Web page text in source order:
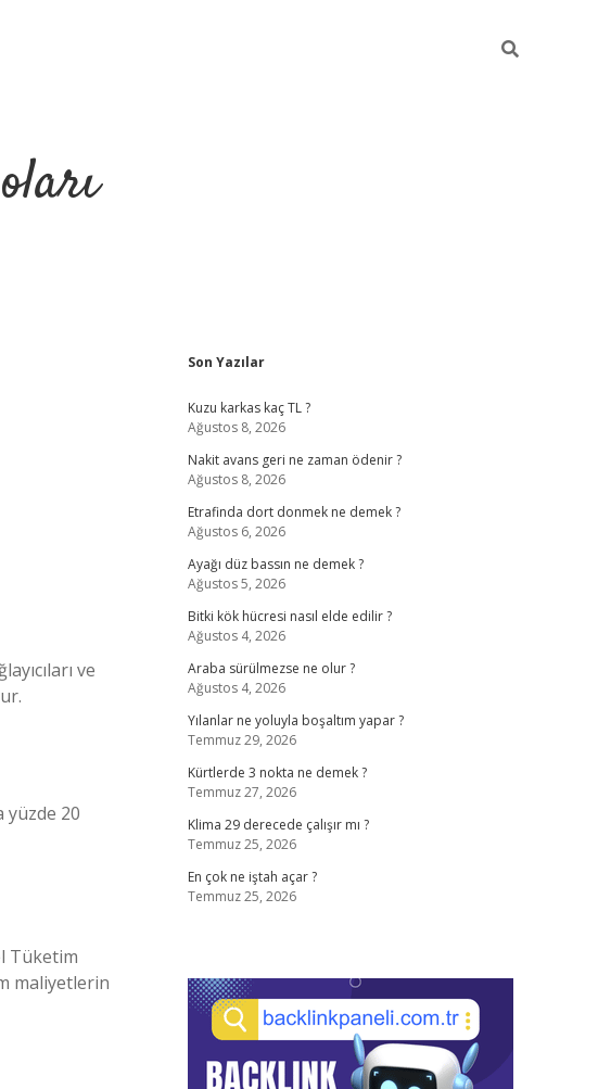
ve
yüzde 20
Tüketim
maliyetlerin
Sidebar
Son Yazılar
Kuzu karkas kaç TL ?
Ağustos 8, 2026
Nakit avans geri ne zaman ödenir ?
Ağustos 8, 2026
Etrafinda dort donmek ne demek ?
Ağustos 6, 2026
Ayağı düz bassın ne demek ?
Ağustos 5, 2026
Bitki kök hücresi nasıl elde edilir ?
Ağustos 4, 2026
Araba sürülmezse ne olur ?
Ağustos 4, 2026
Yılanlar ne yoluyla boşaltım yapar ?
Temmuz 29, 2026
Kürtlerde 3 nokta ne demek ?
Temmuz 27, 2026
Klima 29 derecede çalışır mı ?
Temmuz 25, 2026
En çok ne iştah açar ?
Temmuz 25, 2026